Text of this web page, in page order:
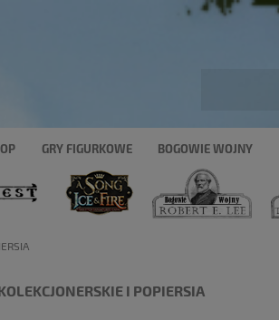
GRY FIGURKOWE BOGOWIE WOJNY
I POPIERSIA